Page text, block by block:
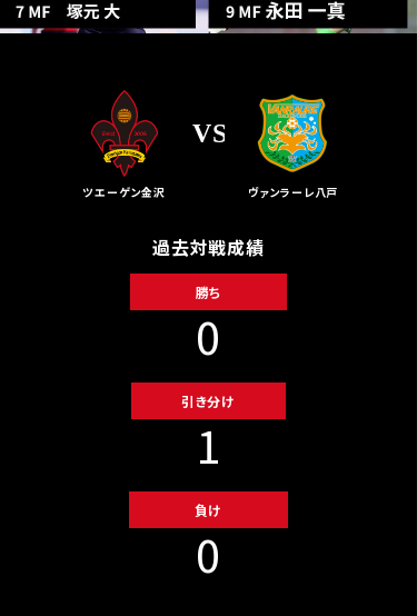
ツエーゲン金沢
VS
ヴァンラーレ八戸
過去対戦成績
勝ち
0
引き分け
1
負け
0